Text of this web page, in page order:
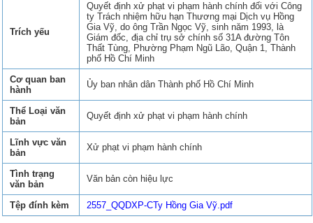
Trích yếu
Quyết định xử phạt vi phạm hành chính đối với Công
ty Trách nhiệm hữu hạn Thương mại Dịch vụ Hồng
Gia Vỹ, do ông Trần Ngọc Vỹ, sinh năm 1993, là
Giám đốc, địa chỉ trụ sở chính số 31A đường Tôn
Thất Tùng, Phường Phạm Ngũ Lão, Quận 1, Thành
phố Hồ Chí Minh
Cơ quan ban
hành
Ủy ban nhân dân Thành phố Hồ Chí Minh
Thể Loại văn
bản
Quyết định xử phạt vi phạm hành chính
Lĩnh vực văn
bản
Xử phạt vi phạm hành chính
Tình trạng
văn bản
Văn bản còn hiệu lực
Tệp đính kèm 2557_QQDXP-CTy Hồng Gia Vỹ.pdf